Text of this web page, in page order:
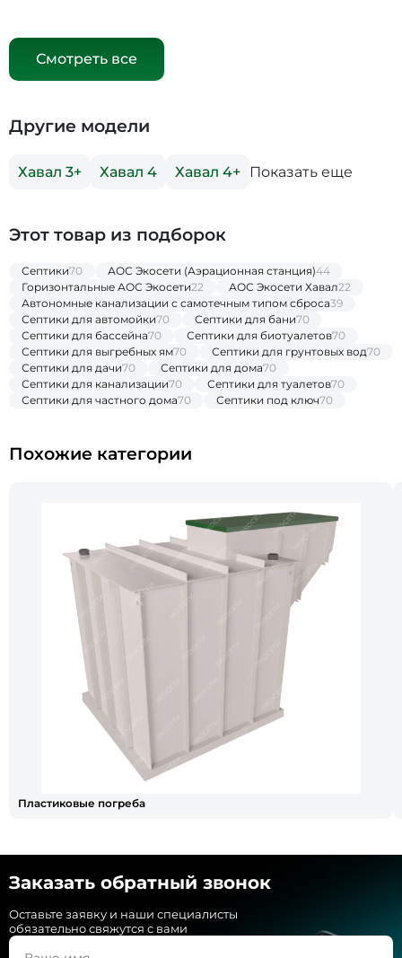
Смотреть все
Другие модели
Хавал 3+ Хавал 4 Хавал 4+ Показать еще
Этот товар из подборок
Септики70 АОС Экосети (Аэрационная станция)44
Горизонтальные АОС Экосети22 АОС Экосети Хавал22
Автономные канализации с самотечным типом сброса39
Септики для автомойки70 Септики для бани70
Септики для бассейна70 Септики для биотуалетов70
Септики для выгребных ям70 Септики для грунтовых вод70
Септики для дачи70 Септики для дома70
Септики для канализации70 Септики для туалетов70
Септики для частного дома70 Септики под ключ70
Похожие категории
Пластиковые погреба
Заказать обратный звонок
Оставьте заявку и наши специалисты
обязательно свяжутся с вами